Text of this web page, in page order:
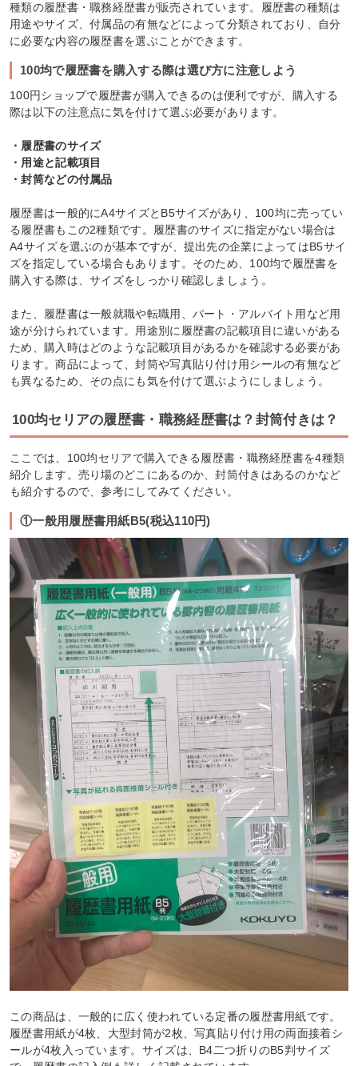
種類の履歴書・職務経歴書が販売されています。履歴書の種類は
用途やサイズ、付属品の有無などによって分類されており、自分
に必要な内容の履歴書を選ぶことができます。
100均で履歴書を購入する際は選び方に注意しよう
100円ショップで履歴書が購入できるのは便利ですが、購入する
際は以下の注意点に気を付けて選ぶ必要があります。
・履歴書のサイズ
・用途と記載項目
・封筒などの付属品
履歴書は一般的にA4サイズとB5サイズがあり、100均に売ってい
る履歴書もこの2種類です。履歴書のサイズに指定がない場合は
A4サイズを選ぶのが基本ですが、提出先の企業によってはB5サイ
ズを指定している場合もあります。そのため、100均で履歴書を
購入する際は、サイズをしっかり確認しましょう。
また、履歴書は一般就職や転職用、パート・アルバイト用など用
途が分けられています。用途別に履歴書の記載項目に違いがある
ため、購入時はどのような記載項目があるかを確認する必要があ
ります。商品によって、封筒や写真貼り付け用シールの有無など
も異なるため、その点にも気を付けて選ぶようにしましょう。
100均セリアの履歴書・職務経歴書は？封筒付きは？
ここでは、100均セリアで購入できる履歴書・職務経歴書を4種類
紹介します。売り場のどこにあるのか、封筒付きはあるのかなど
も紹介するので、参考にしてみてください。
①一般用履歴書用紙B5(税込110円)
この商品は、一般的に広く使われている定番の履歴書用紙です。
履歴書用紙が4枚、大型封筒が2枚、写真貼り付け用の両面接着シ
ールが4枚入っています。サイズは、B4二つ折りのB5判サイズ